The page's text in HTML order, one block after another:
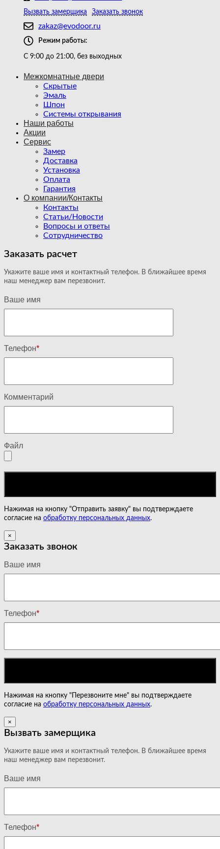
Вызвать замерщика Заказать звонок
zakaz@evodoor.ru
Режим работы:
С 9:00 до 21:00, без выходных
Межкомнатные двери
Скрытые
Эмаль
Шпон
Системы открывания
Наши работы
Акции
Сервис
Замер
Доставка
Установка
Оплата
Гарантия
О компании/Контакты
Контакты
Статьи/Новости
Вопросы и ответы
Сотрудничество
Заказать расчет
Укажите ваше имя и контактный телефон. В ближайшее время
наш менеджер вам перезвонит.
Ваше имя
Телефон*
Комментарий
Файл
Нажимая на кнопку "Отправить заявку" вы подтверждаете
согласие на обработку персональных данных.
×
Заказать звонок
Ваше имя
Телефон*
Нажимая на кнопку "Перезвоните мне" вы подтверждаете
согласие на обработку персональных данных.
×
Вызвать замерщика
Укажите ваше имя и контактный телефон. В ближайшее время
наш менеджер вам перезвонит.
Ваше имя
Телефон*